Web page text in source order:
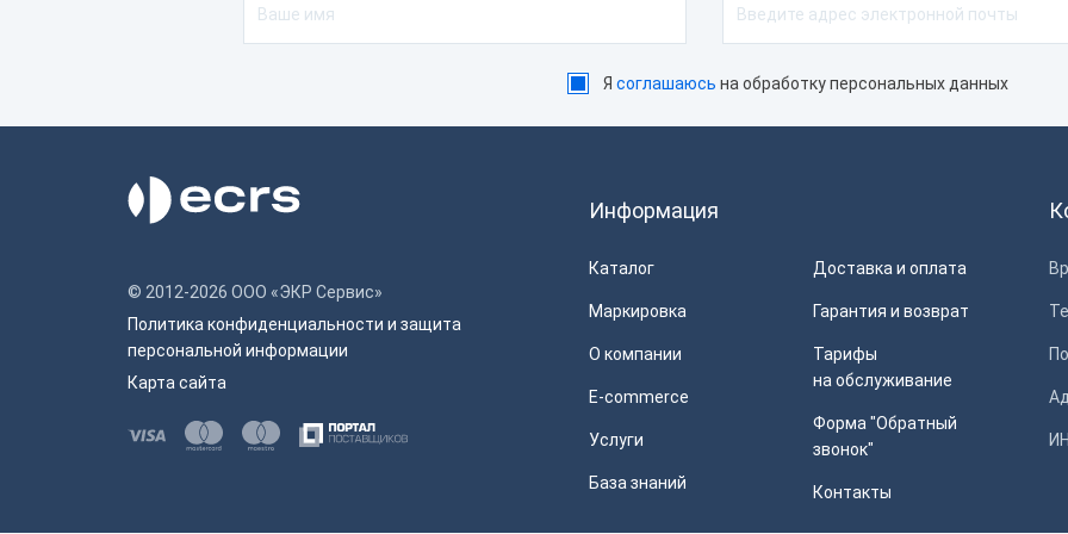
Я соглашаюсь на обработку персональных данных
© 2012-2026 ООО «ЭКР Сервис»
Политика конфиденциальности и защита
персональной информации
Карта сайта
Информация
Каталог
Маркировка
О компании
E-commerce
Услуги
База знаний
Доставка и оплата
Гарантия и возврат
Тарифы
на обслуживание
Форма "Обратный
звонок"
Контакты